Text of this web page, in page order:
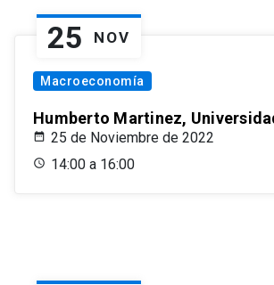
25 NOV
Macroeconomía
Humberto Martinez,
25 de Noviembre de 2022
14:00 a 16:00